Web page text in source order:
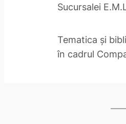
Sucursalei
Tematica și
în cadrul